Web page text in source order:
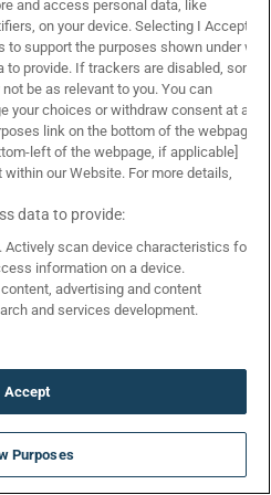
για… 710
ΚΑΤΑΘΕΣΗ
and access personal data, like
on your device. Selecting I Accept
support the purposes shown under we
provide. If trackers are disabled, some
be as relevant to you. You can
your choices or withdraw consent at any
link on the bottom of the webpage
left of the webpage, if applicable]
our Website. For more details,
data to provide:
Actively scan device characteristics for
information on a device.
advertising and content
and services development.
Accept
Purposes